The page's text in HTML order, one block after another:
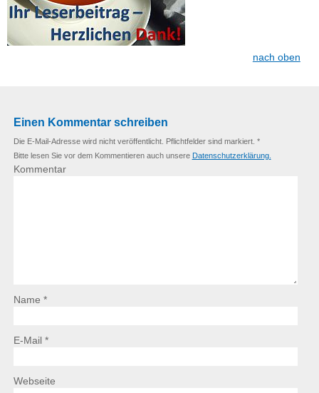
nach oben
Einen Kommentar schreiben
Die E-Mail-Adresse wird nicht veröffentlicht. Pflichtfelder sind markiert. *
Bitte lesen Sie vor dem Kommentieren auch unsere Datenschutzerklärung.
Kommentar
Name *
E-Mail *
Webseite